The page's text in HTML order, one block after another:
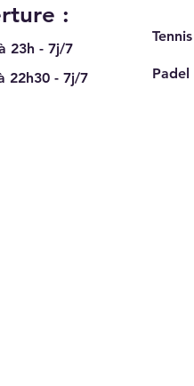
:
23h - 7j/7
22h30 - 7j/7
Tennis
Padel